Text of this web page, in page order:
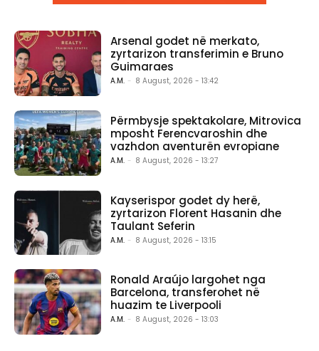
Arsenal godet në merkato,
zyrtarizon transferimin e Bruno
Guimaraes
A.M. - 8 August, 2026 - 13:42
Përmbysje spektakolare, Mitrovica
mposht Ferencvaroshin dhe
vazhdon aventurën evropiane
A.M. - 8 August, 2026 - 13:27
Kayserispor godet dy herë,
zyrtarizon Florent Hasanin dhe
Taulant Seferin
A.M. - 8 August, 2026 - 13:15
Ronald Araújo largohet nga
Barcelona, transferohet në
huazim te Liverpooli
A.M. - 8 August, 2026 - 13:03